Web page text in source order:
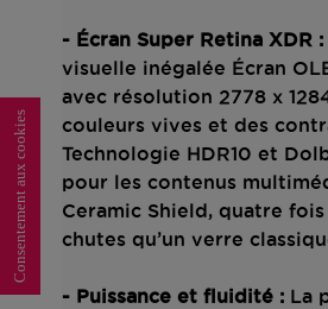
- Écran Super Retina XDR :
visuelle inégalée Écran
avec résolution 2778 x
couleurs vives et des
Technologie HDR10 et
pour les contenus
Ceramic Shield, quatre
chutes qu’un verre
- Puissance et fluidité : La
Consentement aux cookies